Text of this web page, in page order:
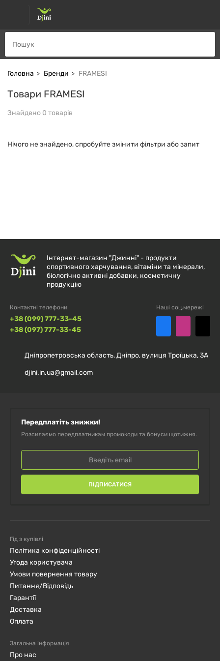
Головна Бренди FRAMESI
Товари FRAMESI
Знайдено 0 товарів
Нічого не знайдено, спробуйте змінити фільтри або запит
Інтернет-магазин "Джинні" - продукти
спортивного харчування, вітаміни та мінерали,
біологічно активні добавки, косметичну
продукцію
Контактні телефони
+38 (099) 777-33-45
+38 (097) 777-33-45
Наші соц.мережі
Дніпропетровська область, Дніпро, вулиця Троїцька, 3А
djini.in.ua@gmail.com
Передплатіть знижки!
Розсилаємо передплатникам промокоди та бонуси щотижня.
ПІДПИСАТИСЯ
Гід з купівлі
Політика конфіденційності
Угода користувача
Умови повернення товару
Питання/Відповідь
Гарантії
Доставка
Оплата
Загальна інформація
Про нас